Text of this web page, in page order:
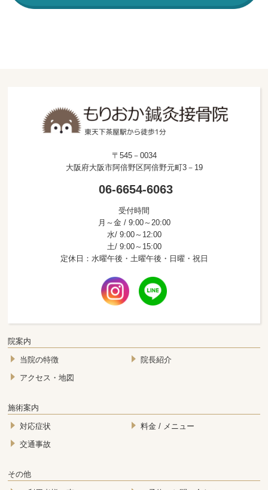
〒545－0034
大阪府大阪市阿倍野区阿倍野元町3－19
06-6654-6063
受付時間
月～金 / 9:00～20:00
水/ 9:00～12:00
土/ 9:00～15:00
定休日：水曜午後・土曜午後・日曜・祝日
院案内
当院の特徴
院長紹介
アクセス・地図
施術案内
対応症状
料金 / メニュー
交通事故
その他